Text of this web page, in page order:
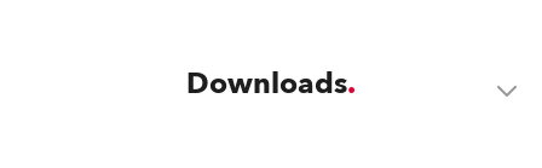
Downloads